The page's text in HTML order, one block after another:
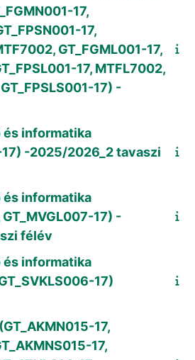
17,
17,
GT_FGML001-17,
17, MTFL7002,
17) -
informatika
-2025/2026_2 tavaszi
informatika
17) -
félév
informatika
17)
17,
17,